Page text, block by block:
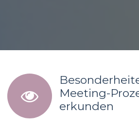
Meeting-
erkunden